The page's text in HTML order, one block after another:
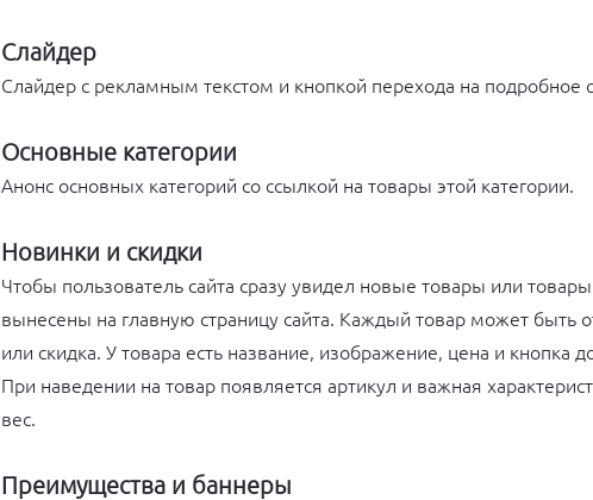
Слайдер
Слайдер с рекламным текстом и кнопкой перехода на подробное
Основные категории
Анонс основных категорий со ссылкой на товары этой категории.
Новинки и скидки
Чтобы пользователь сайта сразу увидел новые товары или
вынесены на главную страницу сайта. Каждый товар может быть
или скидка. У товара есть название, изображение, цена и кнопка
При наведении на товар появляется артикул и важная
вес.
Преимущества и баннеры